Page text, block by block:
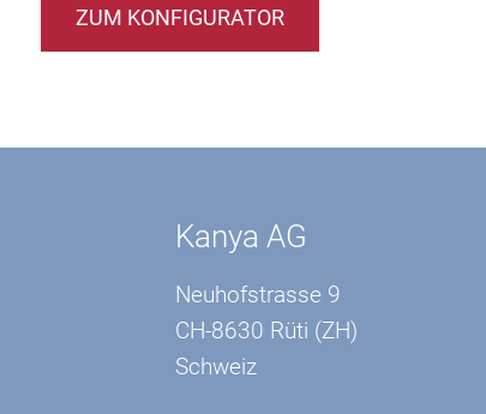
ZUM KONFIGURATOR
Kanya AG
Neuhofstrasse 9
CH-8630 Rüti (ZH)
Schweiz